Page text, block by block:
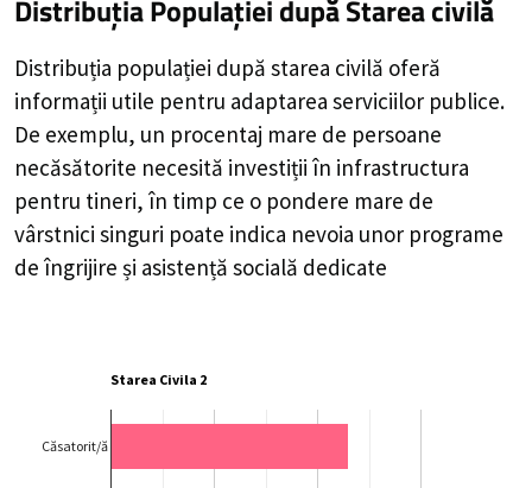
Distribuția Populațieidupă Starea civilă
Distribuția populației după starea civilă oferă
informații utile pentru adaptarea serviciilor publice.
De exemplu, un procentaj mare de persoane
necăsătorite necesită investiții în infrastructura
pentru tineri, în timp ce o pondere mare de
vârstnici singuri poate indica nevoia unor programe
de îngrijire și asistență socială dedicate
Starea Civila 2
Căsatorit/ă